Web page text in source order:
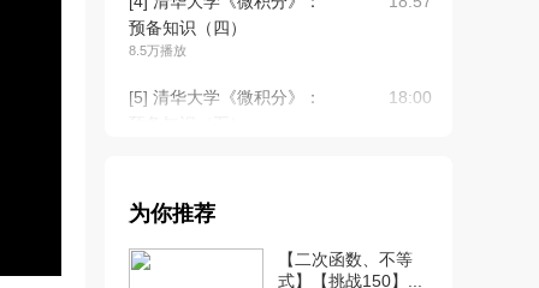
预备知识（四）
8.5万播放
[5] 清华大学《微积分》：
18:00
预备知识（六）
为你推荐
【二次函数、不等
式】【挑战150】...